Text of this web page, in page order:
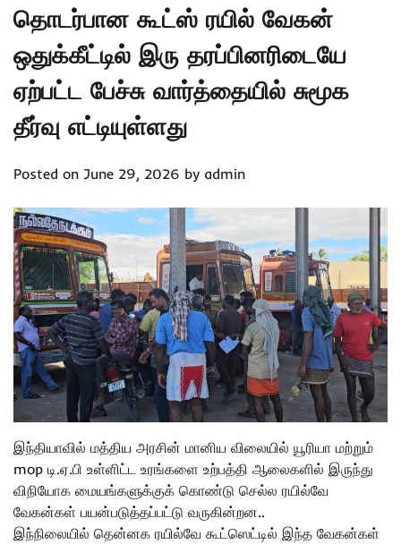
தொடர்பான கூட்ஸ் ரயில் வேகன்
ஒதுக்கீட்டில் இரு தரப்பினரிடையே
ஏற்பட்ட பேச்சு வார்த்தையில் சுமூக
தீர்வு எட்டியுள்ளது
Posted on June 29, 2026 by admin
இந்தியாவில் மத்திய அரசின் மானிய விலையில் யூரியா மற்றும்
mop டி.ஏ.பி உள்ளிட்ட உரங்களை உற்பத்தி ஆலைகளில் இருந்து
விநியோக மையங்களுக்குக் கொண்டு செல்ல ரயில்வே
வேகன்கள் பயன்படுத்தப்பட்டு வருகின்றன..
இந்நிலையில் தென்னக ரயில்வே கூட்ஸெட்டில் இந்த வேகன்கள்